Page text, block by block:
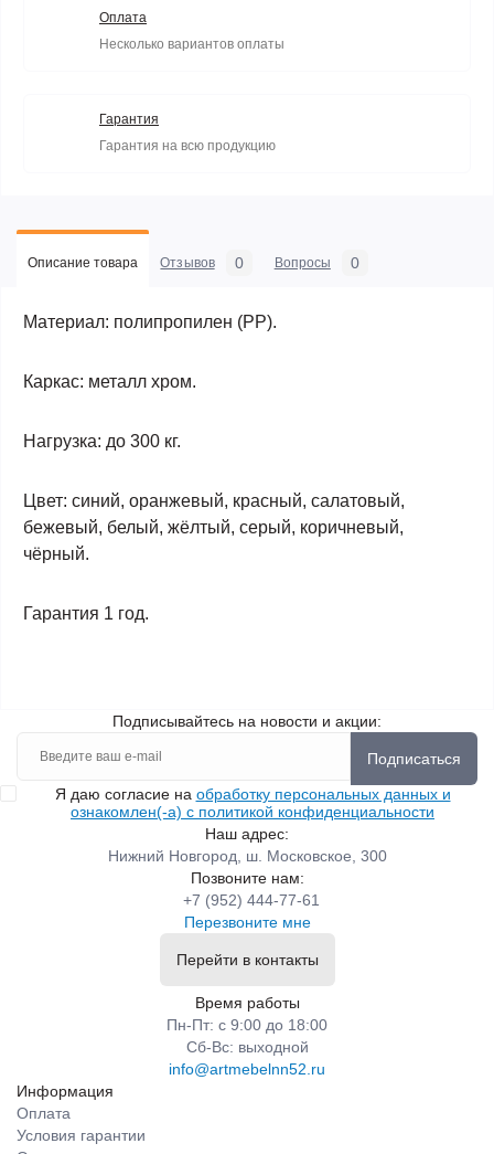
Оплата
Несколько вариантов оплаты
Гарантия
Гарантия на всю продукцию
Описание товара Отзывов 0 Вопросы 0
Материал: полипропилен (РР).
Каркас: металл хром.
Нагрузка: до 300 кг.
Цвет: синий, оранжевый, красный, салатовый,
бежевый, белый, жёлтый, серый, коричневый,
чёрный.
Гарантия 1 год.
Подписывайтесь на новости и акции:
Подписаться
Я даю согласие на обработку персональных данных и
ознакомлен(-а) с политикой конфиденциальности
Наш адрес:
Нижний Новгород, ш. Московское, 300
Позвоните нам:
+7 (952) 444-77-61
Перезвоните мне
Перейти в контакты
Время работы
Пн-Пт: с 9:00 до 18:00
Сб-Вс: выходной
info@artmebelnn52.ru
Информация
Оплата
Условия гарантии